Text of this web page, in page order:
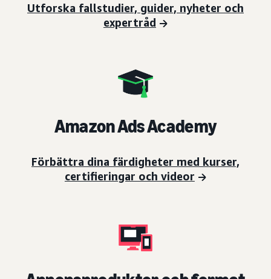
Utforska fallstudier, guider, nyheter och
expertråd
Amazon Ads Academy
Förbättra dina färdigheter med kurser,
certifieringar och videor